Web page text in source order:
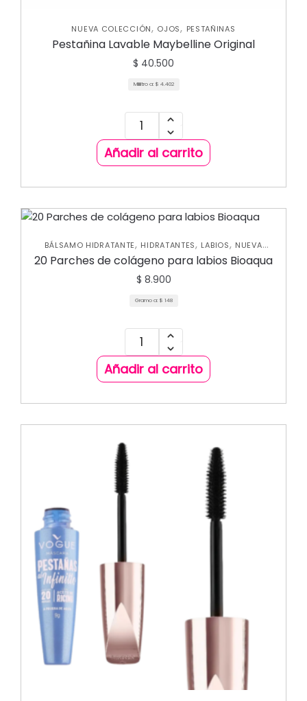
NUEVA COLECCIÓN, OJOS, PESTAÑINAS
Pestañina Lavable Maybelline Original
$ 40.500
Mililitro a: $ 4.402
Añadir al carrito
BÁLSAMO HIDRATANTE, HIDRATANTES, LABIOS, NUEVA
COLECCIÓN
SKIN CARE FACIAL
20 Parches de colágeno para labios Bioaqua
$ 8.900
Gramo a: $ 148
Añadir al carrito